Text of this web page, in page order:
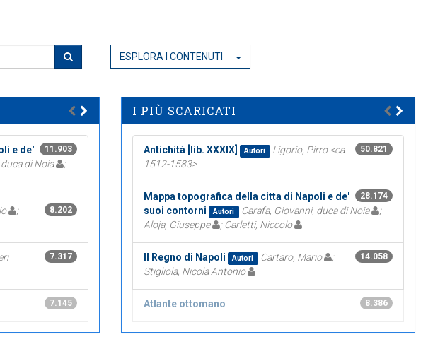
ESPLORA I CONTENUTI
11.903
e de'
di Noia
;
8.202
;
7.317
7.145
I PIÙ SCARICATI
50.821
Antichità [lib. XXXIX] Autori
Ligorio, Pirro <ca.
1512-1583>
28.174
Mappa topografica della citta di Napoli e de'
suoi contorni
Autori Carafa, Giovanni, duca di Noia
;
Aloja, Giuseppe
; Carletti, Niccolo
14.058
Il Regno di Napoli Autori Cartaro, Mario
;
Stigliola, Nicola Antonio
8.386
Atlante ottomano